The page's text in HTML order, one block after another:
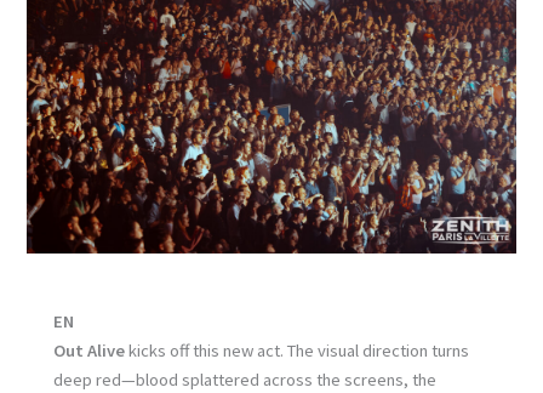
EN
Out Alivekicks off this new act. The visual direction turns
deep red—blood splattered across the screens, the